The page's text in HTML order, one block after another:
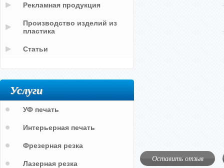
Оставить отзыв
Рекламная продукция
Производство изделий из
пластика
Статьи
Услуги
УФ печать
Интерьерная печать
Фрезерная резка
Лазерная резка